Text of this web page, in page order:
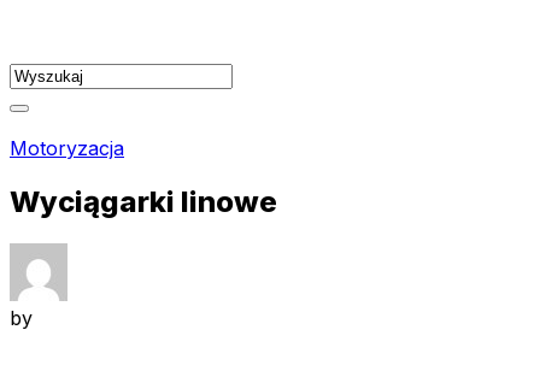
content
Motoryzacja
Wyciągarki linowe
by